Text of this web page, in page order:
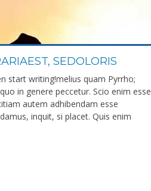
SEDOLORIS
start writing!melius quam Pyrrho;
in genere peccetur. Scio enim esse
autem adhibendam esse
inquit, si placet. Quis enim